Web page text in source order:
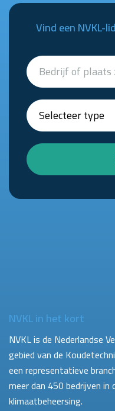
Vind een NVKL-
NVKL in het kort
NVKL is de Nederlandse
gebied van de
een representatieve
meer dan 450 bedrijven
klimaatbeheersing.